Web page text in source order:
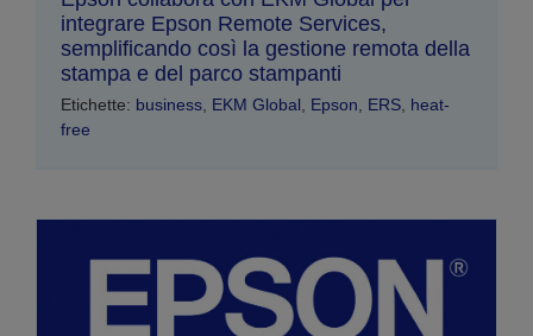
integrare Epson Remote Services,
semplificando così la gestione remota della
stampa e del parco stampanti
Etichette: business, EKM Global, Epson, ERS, heat-
free